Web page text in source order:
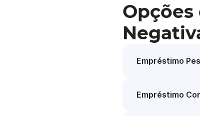
Empréstimo
Empréstimo